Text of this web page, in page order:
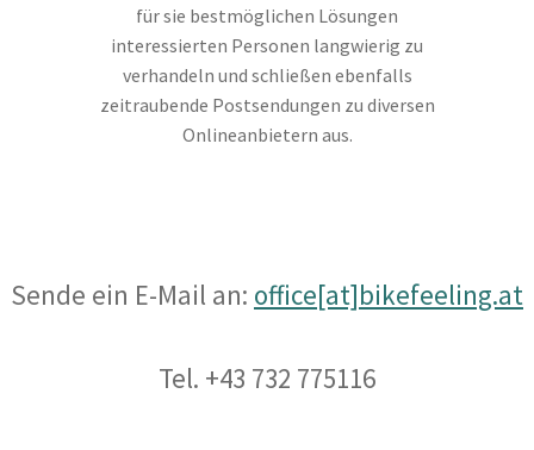
für sie bestmöglichen Lösungen
interessierten Personen langwierig zu
verhandeln und schließen ebenfalls
zeitraubende Postsendungen zu diversen
Onlineanbietern aus.
Sende ein E-Mail an: office[at]bikefeeling.at
Tel. +43 732 775116